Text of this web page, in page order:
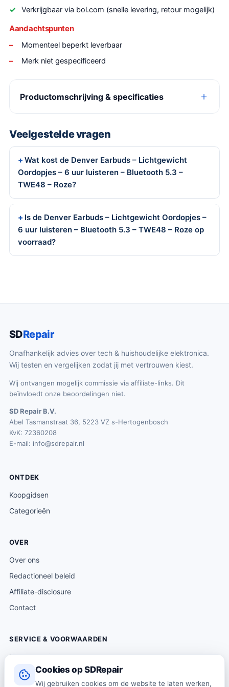
Cookies op SDRepair
Wij gebruiken cookies om de website te laten werken,
Verkrijgbaar via bol.com (snelle levering, retour mogelijk)
Aandachtspunten
Momenteel beperkt leverbaar
Merk niet gespecificeerd
Productomschrijving & specificaties
Veelgestelde vragen
Wat kost de Denver Earbuds – Lichtgewicht
Oordopjes – 6 uur luisteren – Bluetooth 5.3 –
TWE48 – Roze?
Is de Denver Earbuds – Lichtgewicht Oordopjes –
6 uur luisteren – Bluetooth 5.3 – TWE48 – Roze op
voorraad?
SDRepair
Onafhankelijk advies over tech & huishoudelijke elektronica.
Wij testen en vergelijken zodat jij met vertrouwen kiest.
Wij ontvangen mogelijk commissie via affiliate-links. Dit
beïnvloedt onze beoordelingen niet.
SD Repair B.V.
Abel Tasmanstraat 36, 5223 VZ s-Hertogenbosch
KvK: 72360208
E-mail: info@sdrepair.nl
ONTDEK
Koopgidsen
Categorieën
OVER
Over ons
Redactioneel beleid
Affiliate-disclosure
Contact
SERVICE & VOORWAARDEN
Klantenservice
Verzending & levering